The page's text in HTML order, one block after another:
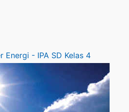
Energi - IPA SD Kelas 4